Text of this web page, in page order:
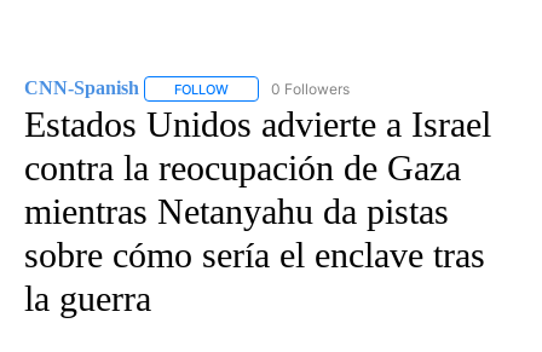
CNN-Spanish FOLLOW FOLLOW "CNN-SPANISH" TO RECEIVE
0 Followers
Estados Unidos advierte a Israel
contra la reocupación de Gaza
mientras Netanyahu da pistas
sobre cómo sería el enclave tras
la guerra